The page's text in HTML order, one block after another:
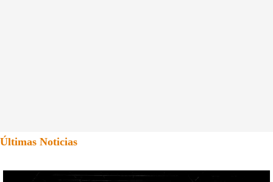
Últimas Noticias